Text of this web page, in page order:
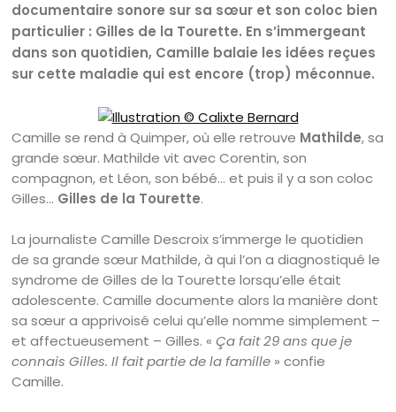
documentaire sonore sur sa sœur et son coloc bien
particulier : Gilles de la Tourette. En s’immergeant
dans son quotidien, Camille balaie les idées reçues
sur cette maladie qui est encore (trop) méconnue.
Camille se rend à Quimper, où elle retrouve Mathilde, sa
grande sœur. Mathilde vit avec Corentin, son
compagnon, et Léon, son bébé… et puis il y a son coloc
Gilles… Gilles de la Tourette.
La journaliste Camille Descroix s’immerge le quotidien
de sa grande sœur Mathilde, à qui l’on a diagnostiqué le
syndrome de Gilles de la Tourette lorsqu’elle était
adolescente. Camille documente alors la manière dont
sa sœur a apprivoisé celui qu’elle nomme simplement –
et affectueusement – Gilles. «Ça fait 29 ans que je
connais Gilles. Il fait partie de la famille » confie
Camille.